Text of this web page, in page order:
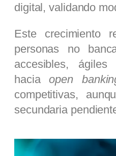
digital, validando
Este crecimiento
personas no
accesibles,
haciaopen
competitivas,
secundaria